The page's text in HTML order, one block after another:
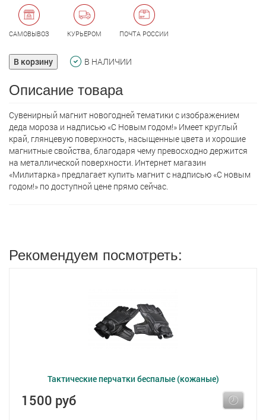
САМОВЫВОЗ КУРЬЕРОМ ПОЧТА РОССИИ
В корзину В НАЛИЧИИ
Описание товара
Сувенирный магнит новогодней тематики с изображением
деда мороза и надписью «С Новым годом!» Имеет круглый
край, глянцевую поверхность, насыщенные цвета и хорошие
магнитные свойства, благодаря чему превосходно держится
на металлической поверхности. Интернет магазин
«Милитарка» предлагает кyпить магнит с надписью «С новым
годом!» по доступной цене прямо сейчас.
Рекомендуем посмотреть:
Тактические перчатки беспалые (кожаные)
1500 руб